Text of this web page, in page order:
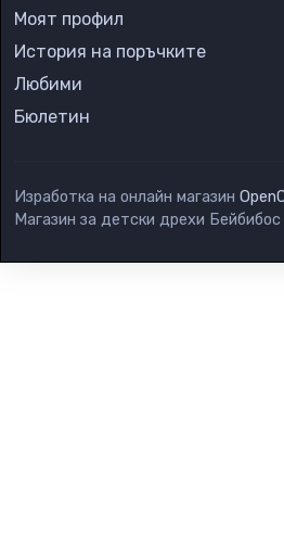
Моят профил
История на поръчките
Любими
Бюлетин
Изработка на онлайн магазин
Магазин за детски дрехи